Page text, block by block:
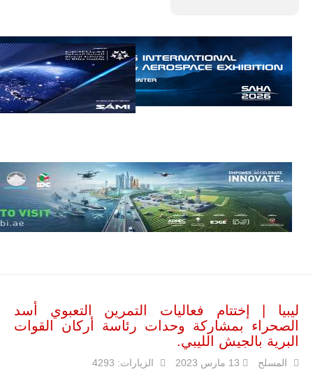
مع تصاعد حدة
الحرب الجوية
الروسية في
مالي رُصدت
طائرة أوريون
بدون طيار فوق
فإن الجمع بين
قدرة طائرة
أوريون على
التحليق…
للمزيد
ليبيا | إختتام فعاليات التمرين التعبوي أسد
الصحراء بمشاركة وحدات رئاسة أركان القوات
البرية بالجيش الليبي.
المسلح 13 مارس 2023 الزيارات: 4293